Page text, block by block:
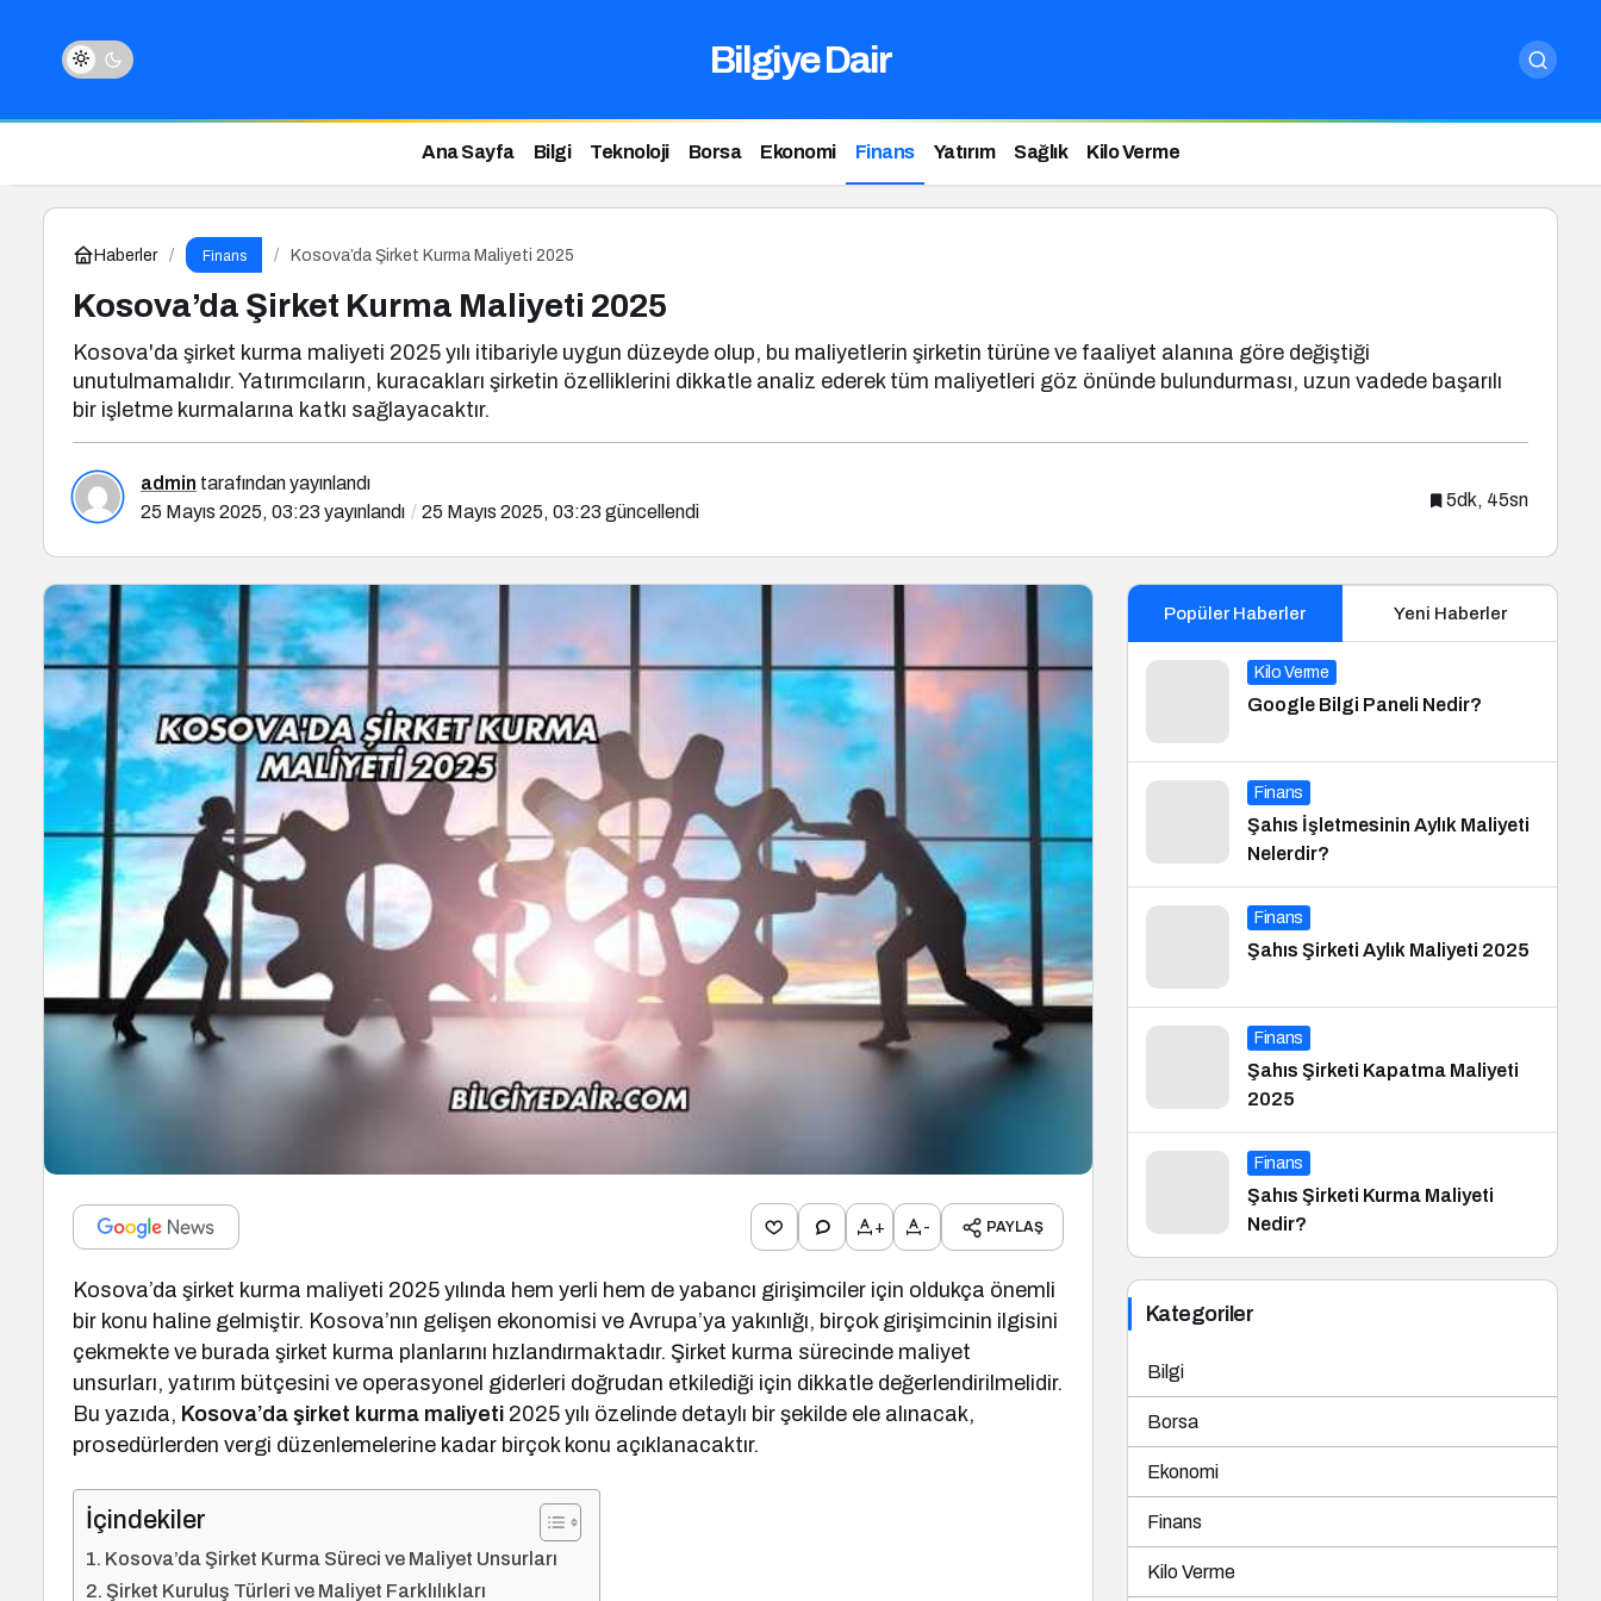
Bilgiye Dair
Ana Sayfa Bilgi Teknoloji Borsa Ekonomi Finans Yatırım Sağlık Kilo Verme
Haberler Finans Kosova’da Şirket Kurma Maliyeti 2025
Kosova’da Şirket Kurma Maliyeti 2025
Kosova'da şirket kurma maliyeti 2025 yılı itibariyle uygun düzeyde olup, bu maliyetlerin şirketin türüne ve faaliyet alanına göre değiştiği
unutulmamalıdır. Yatırımcıların, kuracakları şirketin özelliklerini dikkatle analiz ederek tüm maliyetleri göz önünde bulundurması, uzun vadede başarılı
bir işletme kurmalarına katkı sağlayacaktır.
admin tarafından yayınlandı
25 Mayıs 2025, 03:23 yayınlandı 25 Mayıs 2025, 03:23 güncellendi
5dk, 45sn
+ - PAYLAŞ
Kosova’da şirket kurma maliyeti 2025 yılında hem yerli hem de yabancı girişimciler için oldukça önemli
bir konu haline gelmiştir. Kosova’nın gelişen ekonomisi ve Avrupa’ya yakınlığı, birçok girişimcinin ilgisini
çekmekte ve burada şirket kurma planlarını hızlandırmaktadır. Şirket kurma sürecinde maliyet
unsurları, yatırım bütçesini ve operasyonel giderleri doğrudan etkilediği için dikkatle değerlendirilmelidir.
Bu yazıda, Kosova’da şirket kurma maliyeti 2025 yılı özelinde detaylı bir şekilde ele alınacak,
prosedürlerden vergi düzenlemelerine kadar birçok konu açıklanacaktır.
İçindekiler
Kosova’da Şirket Kurma Süreci ve Maliyet Unsurları
Şirket Kuruluş Türleri ve Maliyet Farklılıkları
Popüler Haberler Yeni Haberler
Kilo Verme
Google Bilgi Paneli Nedir?
Finans
Şahıs İşletmesinin Aylık Maliyeti
Nelerdir?
Finans
Şahıs Şirketi Aylık Maliyeti 2025
Finans
Şahıs Şirketi Kapatma Maliyeti
2025
Finans
Şahıs Şirketi Kurma Maliyeti
Nedir?
Kategoriler
Bilgi
Borsa
Ekonomi
Finans
Kilo Verme